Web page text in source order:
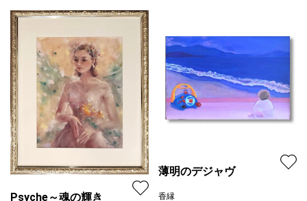
Psyche～魂の輝き
薄明のデジャヴ
香縁